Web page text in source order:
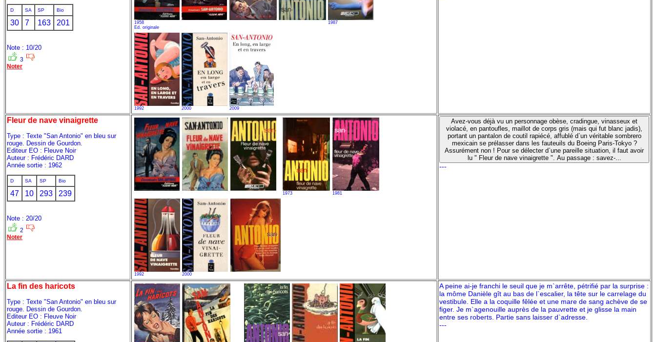
D SA SP Bio
30 7 163 201
Note : 10/20
3
Noter
1958
Ed. originale
1987
1992 2000 2009
Fleur de nave vinaigrette
Type : Texte "San Antonio" en bleu sur
rouge. Dessin de Gourdon.
Editeur EO : Fleuve Noir
Auteur : Frédéric DARD
Année sortie : 1962
D SA SP Bio
47 10 293 239
Note : 20/20
2
Noter
1973 1981
1992 2000
Avez-vous déjà vu un personnage obèse, cradingue, vinasseux et
violacé, en pantoufles, maillot de corps gris (mais qui fut blanc jadis),
portant un pantalon de coutil rapiécé, affublé d`un véritable sombrero
mexicain se prélasser dans les fauteuils du Boeing Paris-Tokyo ?
Assurément non ! Pour se délecter d`une pareille situation, il faut avoir
lu " Fleur de nave vinaigrette ". Au passage : savez-...
---
La fin des haricots
Type : Texte "San Antonio" en bleu sur
rouge. Dessin de Gourdon.
Editeur EO : Fleuve Noir
Auteur : Frédéric DARD
Année sortie : 1961
A peine ai-je franchi le seuil que je m`arrête, pétrifié par la surprise :
la môme Danièle gît au bas de l`escalier, la tête sur le carrelage du
vestibule. Elle a la coquille fêlée et une mare de sang achève de se
figer. Je m`agenouille auprès de la pauvrette et je glisse la main
entre ses roberts. Partie sans laisser d`adresse.
---